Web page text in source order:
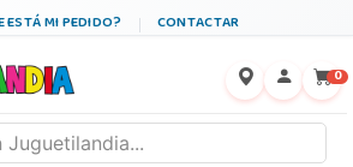
ESTÁ MI PEDIDO? CONTACTAR
0